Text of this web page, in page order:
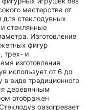
мастерства от
стеклодувных
стеклянные
Изготовление
фигур
трех- и
изготовления
использует от 6 до
в виде традиционного
деревянным
отображен
разогревает